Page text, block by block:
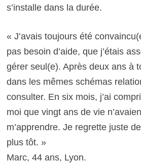
s’installe dans la durée.
« J’avais toujours été
pas besoin d’aide, que j’étais
gérer seul(e). Après deux ans à
dans les mêmes schémas
consulter. En six mois, j’ai
moi que vingt ans de vie
m’apprendre. Je regrette juste
plus tôt. »
Marc, 44 ans, Lyon.